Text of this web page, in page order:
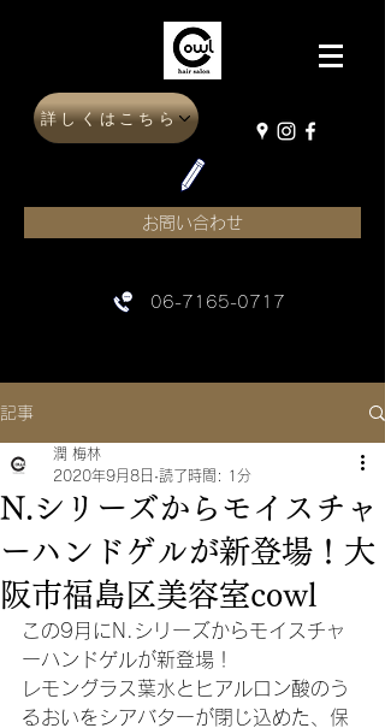
詳しくはこちら
お問い合わせ
06-7165-0717
記事
N.シリーズからモイスチャ
ーハンドゲルが新登場！大
阪市福島区美容室cowl
潤 梅林
2020年9月8日 読了時間: 1分
この9月にN.シリーズからモイスチャ
ーハンドゲルが新登場！
レモングラス葉水とヒアルロン酸のう
るおいをシアバターが閉じ込めた、保